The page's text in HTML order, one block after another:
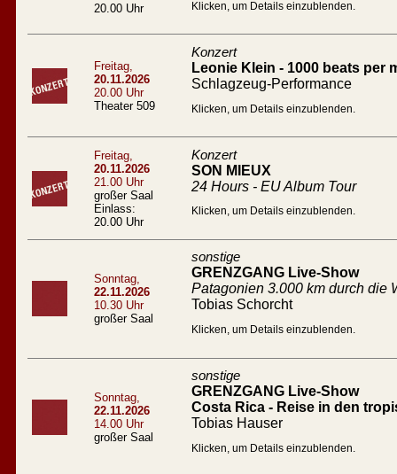
20.00 Uhr
Klicken, um Details einzublenden.
Freitag,
20.11.2026
20.00 Uhr
Theater 509
Konzert
Leonie Klein - 1000 beats per
Schlagzeug-Performance
Klicken, um Details einzublenden.
Freitag,
20.11.2026
21.00 Uhr
großer Saal
Einlass:
20.00 Uhr
Konzert
SON MIEUX
24 Hours - EU Album Tour
Klicken, um Details einzublenden.
Sonntag,
22.11.2026
10.30 Uhr
großer Saal
sonstige
GRENZGANG Live-Show
Patagonien 3.000 km durch die
Tobias Schorcht
Klicken, um Details einzublenden.
Sonntag,
22.11.2026
14.00 Uhr
großer Saal
sonstige
GRENZGANG Live-Show
Costa Rica - Reise in den
Tobias Hauser
Klicken, um Details einzublenden.